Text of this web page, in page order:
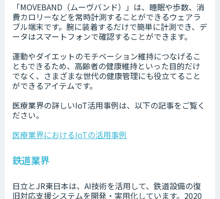
「MOVEBAND（ムーヴバンド）」は、睡眠や歩数、消
費カロリーなどを常時計測することができるウェアラ
ブル端末です。腕に装着するだけで簡単に計測でき、デ
ータはスマートフォンで確認することができます。
運動やダイエットのモチベーション維持につなげるこ
ともできるため、高齢者の健康維持といった目的だけ
でなく、さまざまな世代の健康管理にも役立てること
ができるアイテムです。
医療業界の詳しいIoT活用事例は、以下の記事をご覧く
ださい。
医療業界におけるIoTの活用事例
鉄道業界
日立とJR東日本は、AI技術を活用して、鉄道設備の復
旧対応支援システムを開発・実用化しています。2020